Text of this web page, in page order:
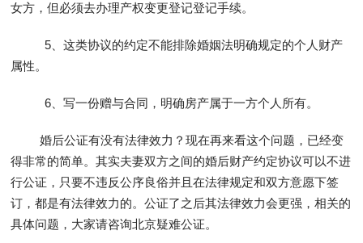
女方，但必须去办理产权变更登记登记手续。
5、这类协议的约定不能排除婚姻法明确规定的个人财产
属性。
6、写一份赠与合同，明确房产属于一方个人所有。
婚后公证有没有法律效力？现在再来看这个问题，已经变
得非常的简单。其实夫妻双方之间的婚后财产约定协议可以不进
行公证，只要不违反公序良俗并且在法律规定和双方意愿下签
订，都是有法律效力的。公证了之后其法律效力会更强，相关的
具体问题，大家请咨询北京疑难公证。